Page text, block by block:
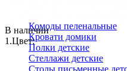
Комоды пеленальные
Кровати домики
Полки детские
Стеллажи детские
В наличии
1.Цвет: